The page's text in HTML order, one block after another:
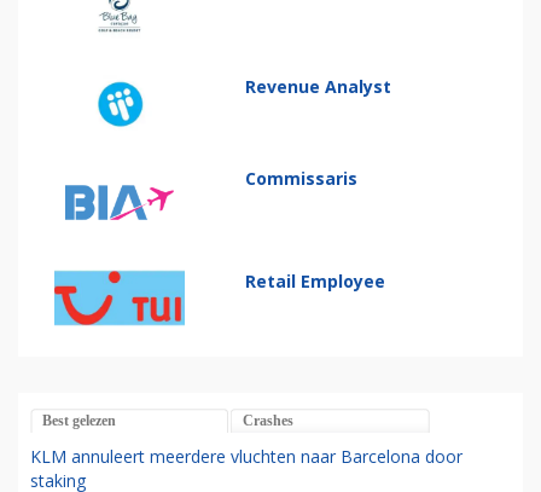
Revenue Analyst
Commissaris
Retail Employee
Best gelezen Crashes
KLM annuleert meerdere vluchten naar Barcelona door
staking